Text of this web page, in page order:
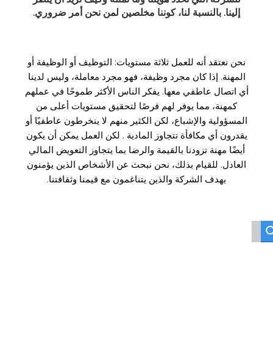
إلينا. بالنسبة لنا، كوننا مخلصين لمن نحن أمر ضروري.
نحن نعتقد أنه للعمل ثلاثة مستويات: التوظيف أو الوظيفة أو
المهنة. إذا كان مجرد وظيفة، فهو مجرد معاملة، وليس لدينا
أي اتصال عاطفي معها. يفكر الناس الأكثر طموحًا في عملهم
كمهنة، مما يوفر لهم فرصًا لتحقيق مستويات أعلى من
المسؤولية والإشباع، لكن الكثير منهم لا ينخرطون عاطفيًا أو
يقدرون أي مكافأة تتجاوز المادية . لكن العمل يمكن أن يكون
أيضًا مهنة تزودنا بالقيمة والرضا بما يتجاوز التعويض المالي
العادل. للقيام بذلك، نحن نبحث عن الأشخاص الذين يؤمنون
بهدف الشركة والذين يتناغمون مع قيمنا وثقافتنا.